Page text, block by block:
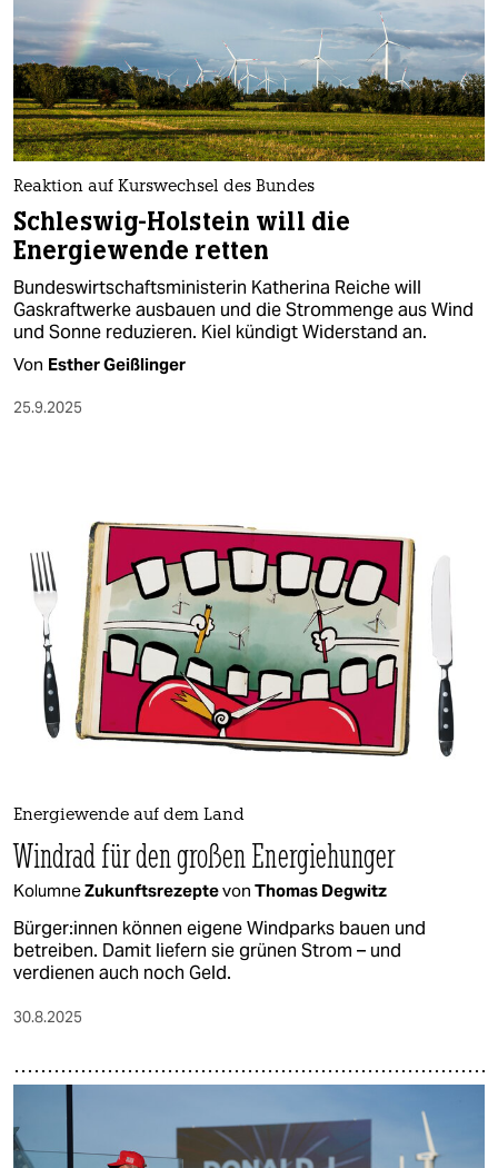
Reaktion auf Kurswechsel des Bundes
Schleswig-Holstein will die
Energiewende retten
Bundeswirtschaftsministerin Katherina Reiche will
Gaskraftwerke ausbauen und die Strommenge aus Wind
und Sonne reduzieren. Kiel kündigt Widerstand an.
Von Esther Geißlinger
25.9.2025
Energiewende auf dem Land
Windrad für den großen Energiehunger
KolumneZukunftsrezeptevon Thomas Degwitz
Bür­ge­r:in­nen können eigene Windparks bauen und
betreiben. Damit liefern sie grünen Strom – und
verdienen auch noch Geld.
30.8.2025